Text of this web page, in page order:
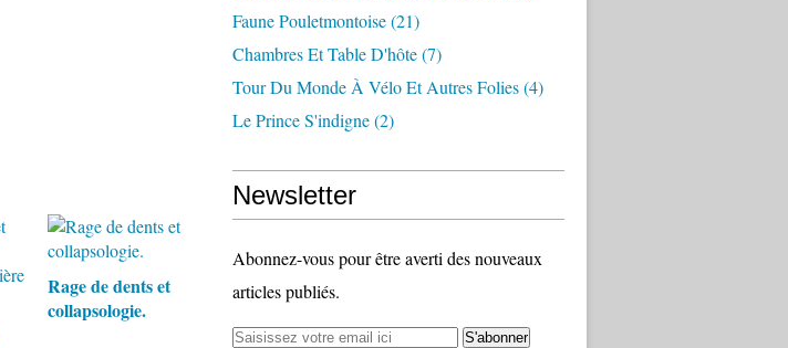
Rage de dents et
collapsologie.
Faune Pouletmontoise(21)
Chambres Et Table D'hôte(7)
Tour Du Monde À Vélo Et Autres Folies(4)
Le Prince S'indigne(2)
Newsletter
Abonnez-vous pour être averti des nouveaux
articles publiés.